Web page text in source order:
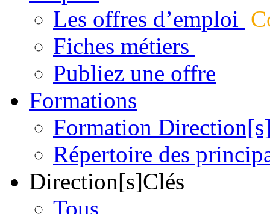
Les offres d’emploi
Fiches métiers
Publiez une offre
Formations
Formation
Répertoire des
Direction[s]Clés
Tous